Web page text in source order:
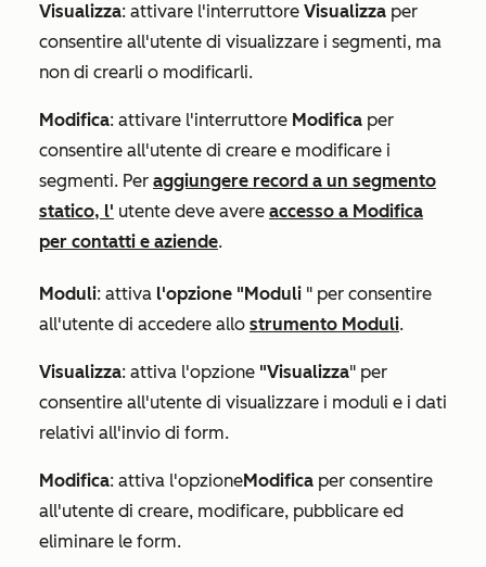
Visualizza: attivare l'interruttore Visualizza per
consentire all'utente di visualizzare i segmenti, ma
non di crearli o modificarli.
Modifica: attivare l'interruttore Modifica per
consentire all'utente di creare e modificare i
segmenti. Per aggiungere record a un segmento
statico, l' utente deve avere accesso a Modifica
per contatti e aziende.
Moduli: attiva l'opzione "Moduli " per consentire
all'utente di accedere allo strumento Moduli.
Visualizza: attiva l'opzione "Visualizza" per
consentire all'utente di visualizzare i moduli e i dati
relativi all'invio di form.
Modifica: attiva l'opzioneModifica per consentire
all'utente di creare, modificare, pubblicare ed
eliminare le form.